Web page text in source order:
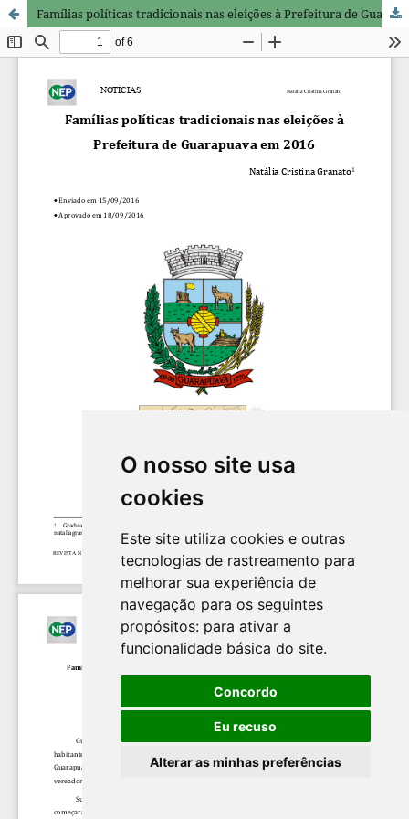
O nosso site usa
cookies
Este site utiliza cookies e outras
tecnologias de rastreamento para
melhorar sua experiência de
navegação para os seguintes
propósitos: para ativar a
funcionalidade básica do site.
Concordo
Eu recuso
Alterar as minhas preferências
Famílias políticas tradicionais nas eleições à Prefeitura de Guarapuava em 2016